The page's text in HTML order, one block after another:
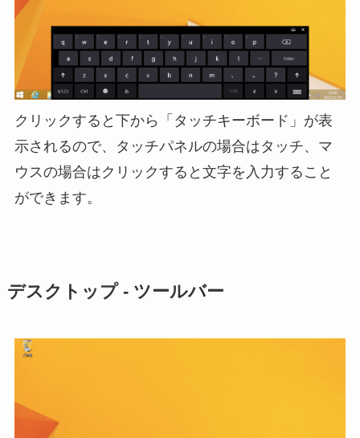
クリックすると下から「タッチキーボード」が表
示されるので、タッチパネルの場合はタッチ、マ
ウスの場合はクリックすると文字を入力すること
ができます。
デスクトップ - ツールバー